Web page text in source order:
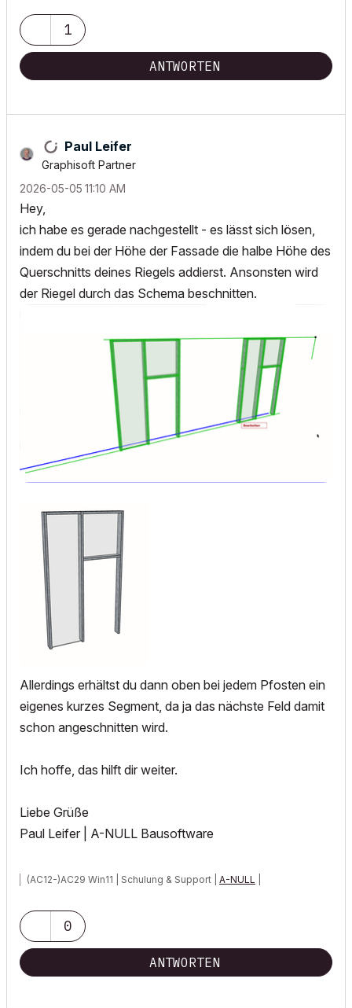
My List of AC shortcomings & bugs
Mention AI Again
«Furthermore, I consider that Carth...yearly releases
destroyed»
1
ANTWORTEN
Paul Leifer
Graphisoft Partner
‎2026-05-05 11:10 AM
Hey,
ich habe es gerade nachgestellt - es lässt sich lösen,
indem du bei der Höhe der Fassade die halbe Höhe des
Querschnitts deines Riegels addierst. Ansonsten wird
der Riegel durch das Schema beschnitten.
Allerdings erhältst du dann oben bei jedem Pfosten ein
eigenes kurzes Segment, da ja das nächste Feld damit
schon angeschnitten wird.
Ich hoffe, das hilft dir weiter.
Liebe Grüße
Paul Leifer | A-NULL Bausoftware
(AC12-)AC29 Win11 | Schulung & Support | A-NULL
0
ANTWORTEN